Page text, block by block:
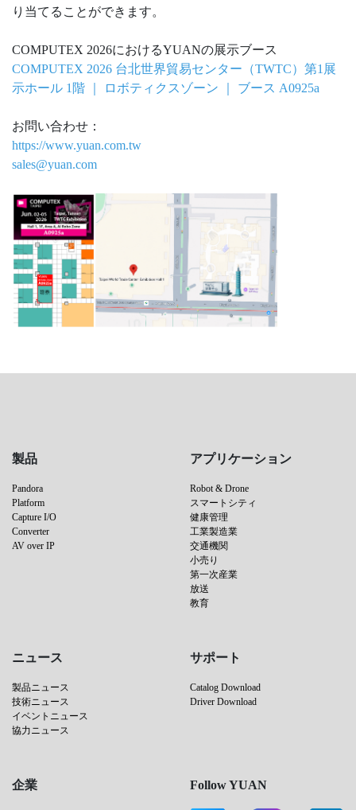
り当てることができます。
COMPUTEX 2026におけるYUANの展示ブース
COMPUTEX 2026 台北世界貿易センター（TWTC）第1展
示ホール 1階 ｜ ロボティクスゾーン ｜ ブース A0925a
お問い合わせ：
https://www.yuan.com.tw
sales@yuan.com
製品
Pandora
Platform
Capture I/O
Converter
AV over IP
アプリケーション
Robot & Drone
スマートシティ
健康管理
工業製造業
交通機関
小売り
第一次産業
放送
教育
ニュース
製品ニュース
技術ニュース
イベントニュース
協力ニュース
サポート
Catalog Download
Driver Download
企業 Follow YUAN